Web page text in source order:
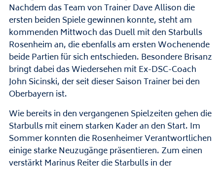
Nachdem das Team von Trainer Dave Allison die
ersten beiden Spiele gewinnen konnte, steht am
kommenden Mittwoch das Duell mit den Starbulls
Rosenheim an, die ebenfalls am ersten Wochenende
beide Partien für sich entschieden. Besondere Brisanz
bringt dabei das Wiedersehen mit Ex-DSC-Coach
John Sicinski, der seit dieser Saison Trainer bei den
Oberbayern ist.
Wie bereits in den vergangenen Spielzeiten gehen die
Starbulls mit einem starken Kader an den Start. Im
Sommer konnten die Rosenheimer Verantwortlichen
einige starke Neuzugänge präsentieren. Zum einen
verstärkt Marinus Reiter die Starbulls in der